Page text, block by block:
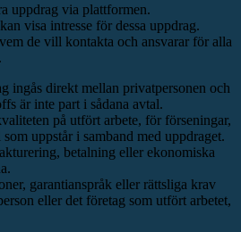
uppdrag via plattformen.
visa intresse för dessa uppdrag.
de vill kontakta och ansvarar för alla
ingås direkt mellan privatpersonen och
är inte part i sådana avtal.
på utfört arbete, för förseningar,
uppstår i samband med uppdraget.
betalning eller ekonomiska
garantianspråk eller rättsliga krav
eller det företag som utfört arbetet,